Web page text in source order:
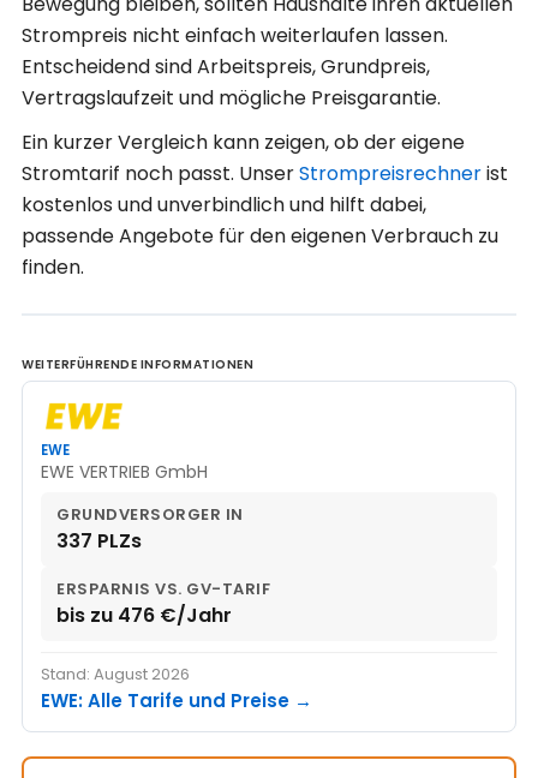
Strompreis nicht einfach weiterlaufen lassen.
Entscheidend sind Arbeitspreis, Grundpreis,
Vertragslaufzeit und mögliche Preisgarantie.
Ein kurzer Vergleich kann zeigen, ob der eigene
Stromtarif noch passt. UnserStrompreisrechnerist
kostenlos und unverbindlich und hilft dabei,
passende Angebote für den eigenen Verbrauch zu
finden.
WEITERFÜHRENDE INFORMATIONEN
EWE
EWE VERTRIEB GmbH
GRUNDVERSORGER IN
337 PLZs
ERSPARNIS VS. GV-TARIF
bis zu 476 €/Jahr
Stand: August 2026
EWE: Alle Tarife und Preise →